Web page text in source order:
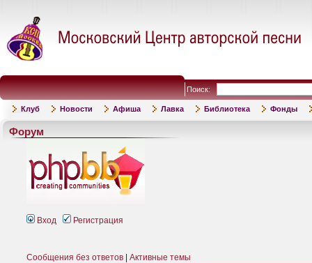
Поиск:
Клуб Новости Афиша Лавка Библиотека Фонды
Форум
Вход Регистрация
Сообщения без ответов Активные темы